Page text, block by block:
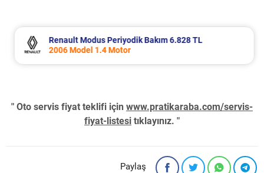
Renault Modus Periyodik Bakım 6.828 TL
2006 Model 1.4 Motor
" Oto servis fiyat teklifi için www.pratikaraba.com/servis-
fiyat-listesi tıklayınız. "
Paylaş